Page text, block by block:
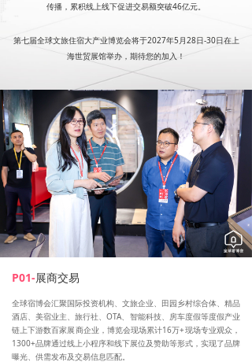
P01-展商交易
全球宿博会汇聚国际投资机构、文旅企业、田园乡村综合体、精品
酒店、美宿业主、旅行社、OTA、智能科技、房车度假等度假产业
链上下游数百家展商企业，博览会现场累计16万+现场专业观众，
1300+品牌通过线上小程序和线下展位及赞助等形式，实现了品牌
曝光、供需发布及交易信息匹配。
传播，累积线上线下促进交易额突破46亿元。
第七届全球文旅住宿大产业博览会将于2027年5月28日-30日在上
海世贸展馆举办，期待您的加入！